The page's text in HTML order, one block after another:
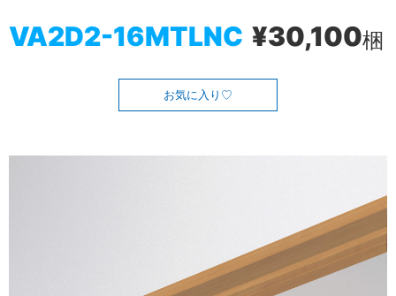
VA2D2-16MTLNC ¥30,100梱
お気に入り